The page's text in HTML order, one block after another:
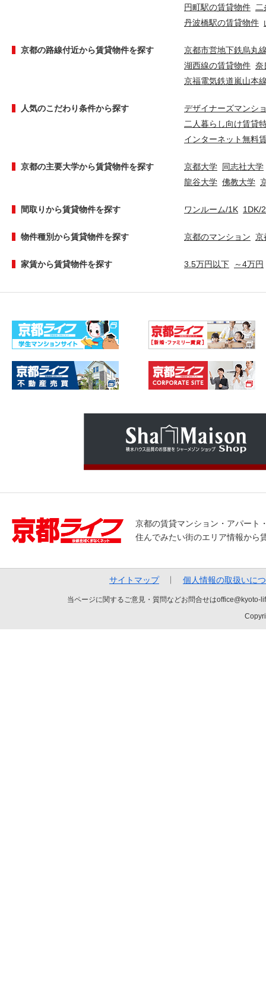
円町駅の賃貸物件 二
丹波橋駅の賃貸物件
京都の路線付近から賃貸物件を探す
京都市営地下鉄烏丸
湖西線の賃貸物件 奈
京福電気鉄道嵐山本
人気のこだわり条件から探す
デザイナーズマンシ
二人暮らし向け賃貸
インターネット無料
京都の主要大学から賃貸物件を探す 京都大学 同志社大学
龍谷大学 佛教大学
間取りから賃貸物件を探す ワンルーム/1K 1DK/
物件種別から賃貸物件を探す 京都のマンション 京
家賃から賃貸物件を探す 3.5万円以下 ～4万円
京都の賃貸マンション・アパート
住んでみたい街のエリア情報から
サイトマップ 個人情報の取扱いに
当ページに関するご意見・質問などお問合せは